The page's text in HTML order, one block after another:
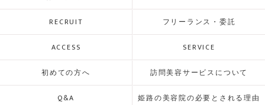
RECRUIT フリーランス・委託
ACCESS SERVICE
初めての方へ 訪問美容サービスについて
Q&A 姫路の美容院の必要とされる理由